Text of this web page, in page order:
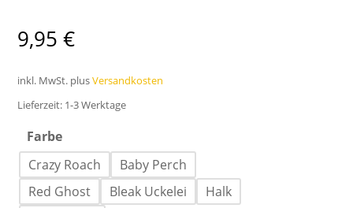
9,95€
inkl. MwSt. plusVersandkosten
Lieferzeit: 1-3 Werktage
Farbe
Crazy Roach
Baby Perch
Red Ghost
Bleak Uckelei
Halk